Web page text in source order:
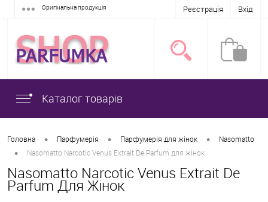
Оригінальна продукція Реєстрація Вхід
Каталог товарів
Головна • Парфумерія • Парфумерія для жінок • Nasomatto
• Nasomatto Narcotic Venus Extrait De Parfum для жінок
Nasomatto Narcotic Venus Extrait De
Parfum Для Жінок